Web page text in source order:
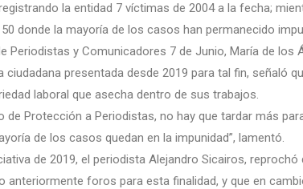
la entidad 7 víctimas de 2004 a la fecha;
donde la mayoría de los casos han permanecido
Periodistas y Comunicadores 7 de Junio, María de los
presentada desde 2019 para tal fin, señaló
laboral que asecha dentro de sus trabajos.
de Protección a Periodistas, no hay que tardar más
de los casos quedan en la impunidad”, lamentó.
de 2019, el periodista Alejandro Sicairos,
anteriormente foros para esta finalidad, y que en